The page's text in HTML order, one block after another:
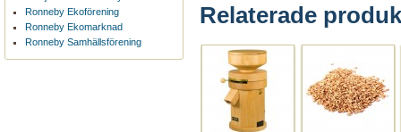
Relaterade
Ronneby Ekoförening
Ronneby Ekomarknad
Ronneby Samhällsförening